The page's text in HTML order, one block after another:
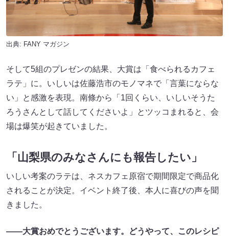
出典: FANY マガジン
そして5組のプレゼンの結果、大賞は「食べられるカフェ
ラテ」に。いしいは佐藤浩市のモノマネで「言葉にならな
い」と感激を表現。南條から「1回くらい、いしいそうた
ろうさんとして話してくださいよ」とツッコまれると、会
場は爆笑が起きていました。
「山梨県のみなさんにも報告したい」
いしい考案のラテは、ネスカフェ原宿で期間限定で商品化
されることが決定。イベント終了後、本人に喜びの声を聞
きました。
――大賞おめでとうございます。どうやって、このレシピ